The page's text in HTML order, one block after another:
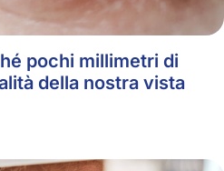
pochi millimetri di
della nostra vista